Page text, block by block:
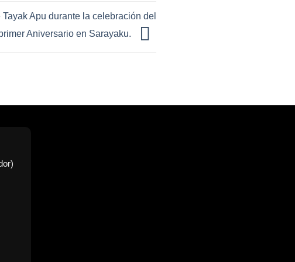
Apu durante la celebración del
Aniversario en Sarayaku.